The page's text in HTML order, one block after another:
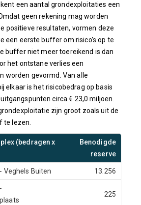
kent een aantal grondexploitaties een
geen rekening mag worden
positieve resultaten, vormen deze
een eerste buffer om risico's op te
buffer niet meer toereikend is dan
het ontstane verlies een
worden gevormd. Van alle
elkaar is het risicobedrag op basis
circa € 23,0 miljoen.
zijn groot zoals uit de
te lezen.
(bedragen x
Benodigde
reserve
Veghels Buiten 13.256
225